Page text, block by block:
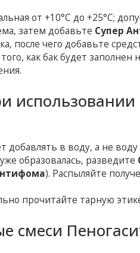
от +10°С до +25°С;
затем добавьте Супер
после чего добавьте
как бак будет
использовании
добавлять в воду, а не воду
образовалась, разведите
). Распыляйте
прочитайте тарную
смеси